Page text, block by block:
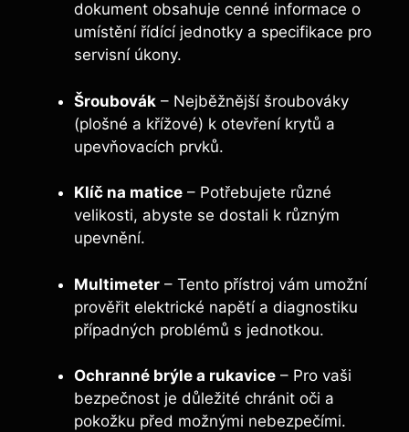
dokument obsahuje cenné informace o
umístění řídící jednotky a specifikace pro
servisní úkony.
Šroubovák – Nejběžnější šroubováky
(plošné a křížové) k otevření krytů a
upevňovacích prvků.
Klíč na matice – Potřebujete různé
velikosti, abyste se dostali k různým
upevnění.
Multimeter – Tento přístroj vám umožní
prověřit elektrické napětí a diagnostiku
případných problémů s jednotkou.
Ochranné brýle a rukavice – Pro vaši
bezpečnost je důležité chránit oči a
pokožku před možnými nebezpečími.